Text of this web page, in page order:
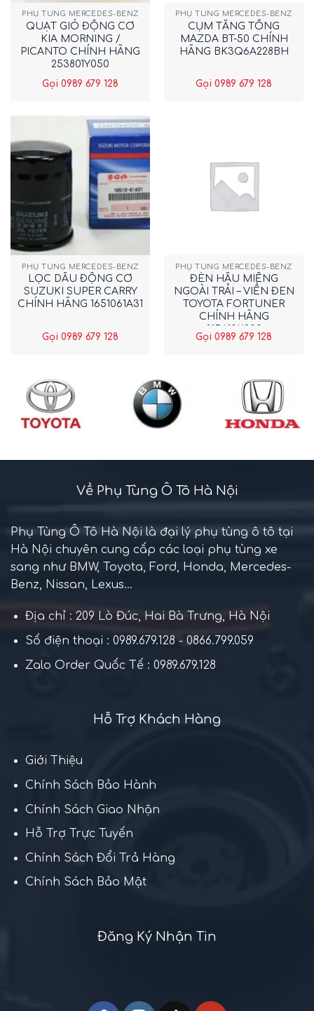
PHỤ TÙNG MERCEDES-BENZ
QUẠT GIÓ ĐỘNG CƠ
KIA MORNING /
PICANTO CHÍNH HÃNG
253801Y050
Gọi 0989 679 128
PHỤ TÙNG MERCEDES-BENZ
CỤM TĂNG TỔNG
MAZDA BT-50 CHÍNH
HÃNG BK3Q6A228BH
Gọi 0989 679 128
PHỤ TÙNG MERCEDES-BENZ
LỌC DẦU ĐỘNG CƠ
SUZUKI SUPER CARRY
CHÍNH HÃNG 1651061A31
Gọi 0989 679 128
PHỤ TÙNG MERCEDES-BENZ
ĐÈN HẬU MIẾNG
NGOÀI TRÁI – VIỀN ĐEN
TOYOTA FORTUNER
CHÍNH HÃNG
Gọi 0989 679 128
Về Phụ Tùng Ô Tô Hà Nội
Phụ Tùng Ô Tô Hà Nội là đại lý phụ tùng ô tô tại
Hà Nội chuyên cung cấp các loại phụ tùng xe
sang như BMW, Toyota, Ford, Honda, Mercedes-
Benz, Nissan, Lexus...
Địa chỉ : 209 Lò Đúc, Hai Bà Trưng, Hà Nội
Số điện thoại : 0989.679.128 - 0866.799.059
Zalo Order Quốc Tế : 0989.679.128
Hỗ Trợ Khách Hàng
Giới Thiệu
Chính Sách Bảo Hành
Chính Sách Giao Nhận
Hỗ Trợ Trực Tuyến
Chính Sách Đổi Trả Hàng
Chính Sách Bảo Mật
Đăng Ký Nhận Tin